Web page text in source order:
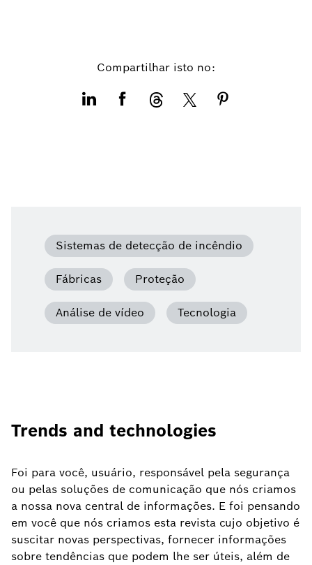
Compartilhar isto no:
Sistemas de detecção de incêndio
Fábricas Proteção
Análise de vídeo Tecnologia
Trends and technologies
Foi para você, usuário, responsável pela segurança
ou pelas soluções de comunicação que nós criamos
a nossa nova central de informações. E foi pensando
em você que nós criamos esta revista cujo objetivo é
suscitar novas perspectivas, fornecer informações
sobre tendências que podem lhe ser úteis, além de